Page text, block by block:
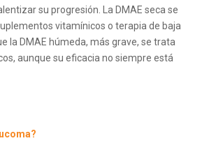
su progresión. La DMAE seca se
vitamínicos o terapia de baja
la DMAE húmeda, más grave, se trata
aunque su eficacia no siempre está